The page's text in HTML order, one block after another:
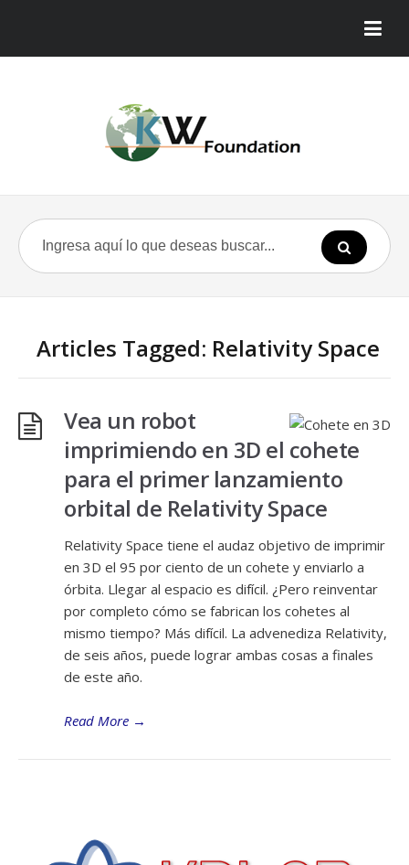
Articles Tagged: Relativity Space
Vea un robot
imprimiendo en 3D el cohete
para el primer lanzamiento
orbital de Relativity Space
Relativity Space tiene el audaz objetivo de imprimir
en 3D el 95 por ciento de un cohete y enviarlo a
órbita. Llegar al espacio es difícil. ¿Pero reinventar
por completo cómo se fabrican los cohetes al
mismo tiempo? Más difícil. La advenediza Relativity,
de seis años, puede lograr ambas cosas a finales
de este año.
Read More →